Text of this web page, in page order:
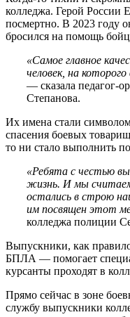
колледжа. Герой России
посмертно. В 2023 году
бросился на помощь
«Самое главное
человек, на
— сказала педагог-
Степанова.
Их имена стали
спасения боевых
то ни стало выполнить
«Ребята с честью
жизнь. И мы
остались в строю
им посвящен этот
колледжа полиции
Выпускники, как
БПЛА — помогает
курсанты проходят в
Прямо сейчас в зоне
службу выпускники